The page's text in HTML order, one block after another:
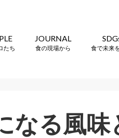
たち
JOURNAL
食の現場から 食で未来
なる風